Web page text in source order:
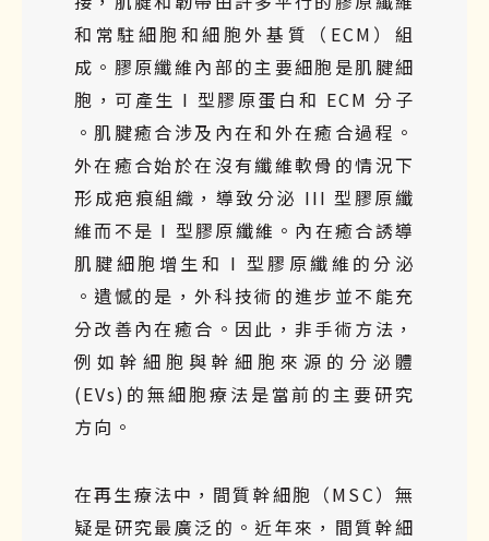
和常駐細胞和細胞外基質（ECM）組
成。膠原纖維內部的主要細胞是肌腱細
胞，可產生 I 型膠原蛋白和 ECM 分子
。肌腱癒合涉及內在和外在癒合過程。
外在癒合始於在沒有纖維軟骨的情況下
形成疤痕組織，導致分泌 III 型膠原纖
維而不是 I 型膠原纖維。內在癒合誘導
肌腱細胞增生和 I 型膠原纖維的分泌
。遺憾的是，外科技術的進步並不能充
分改善內在癒合。因此，非手術方法，
例如幹細胞與幹細胞來源的分泌體
(EVs)的無細胞療法是當前的主要研究
方向。
在再生療法中，間質幹細胞（MSC）無
疑是研究最廣泛的。近年來，間質幹細